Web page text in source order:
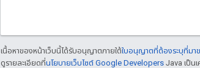
เนื้อหาของหน้าเว็บนี้ได้รับอนุญาตภายใต้ใบอนุญาตที่ต้องระบุที่ม
ดูรายละเอียดที่นโยบายเว็บไซต์ Google Developers Java เป็น